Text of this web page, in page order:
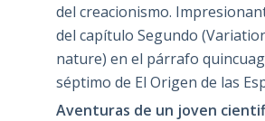
del creacionismo.
del capítulo Segundo
nature) en el párrafo
séptimo de El Origen de las
Aventuras de un joven